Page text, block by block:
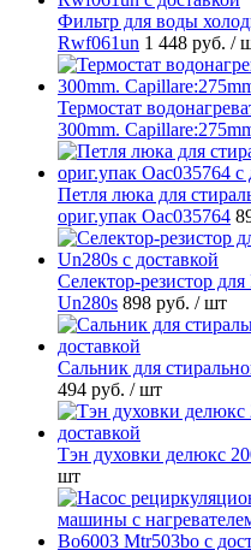
Фильтр для воды
Rwf061un 1 448 руб. /
Термостат
300mm.
Петля люка для
ориг.упак Oac035764
Селектор-резистор
Un280s 898 руб. / шт
Cальник для
494 руб. / шт
Тэн духовки делюкс
шт